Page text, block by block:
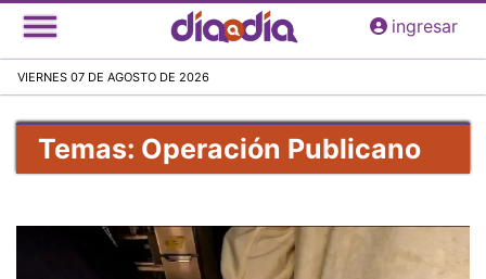
Pasar
al
principal
ingresar
VIERNES 07 DE AGOSTO DE 2026
Temas: Operación Publicano